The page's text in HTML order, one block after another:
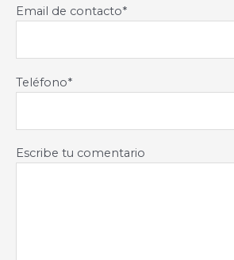
Email de contacto*
Teléfono*
Escribe tu comentario